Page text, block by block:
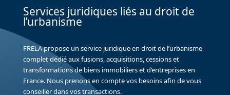
Services juridiques liés au droit de
l’urbanisme
FRELA propose un service juridique en droit de l’urbanisme
complet dédié aux fusions, acquisitions, cessions et
transformations de biens immobiliers et d’entreprises en
France. Nous prenons en compte vos besoins afin de vous
conseiller dans vos transactions.